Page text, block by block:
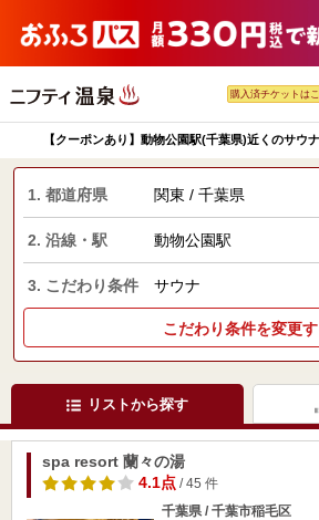
購入済チケットは
【クーポンあり】動物公園駅(千葉県)近くのサウ
1. 都道府県 関東 / 千葉県
2. 沿線・駅 動物公園駅
3. こだわり条件 サウナ
こだわり条件を変更
リストから探す
spa resort 蘭々の湯
4.1点/ 45 件
千葉県 / 千葉市稲毛区